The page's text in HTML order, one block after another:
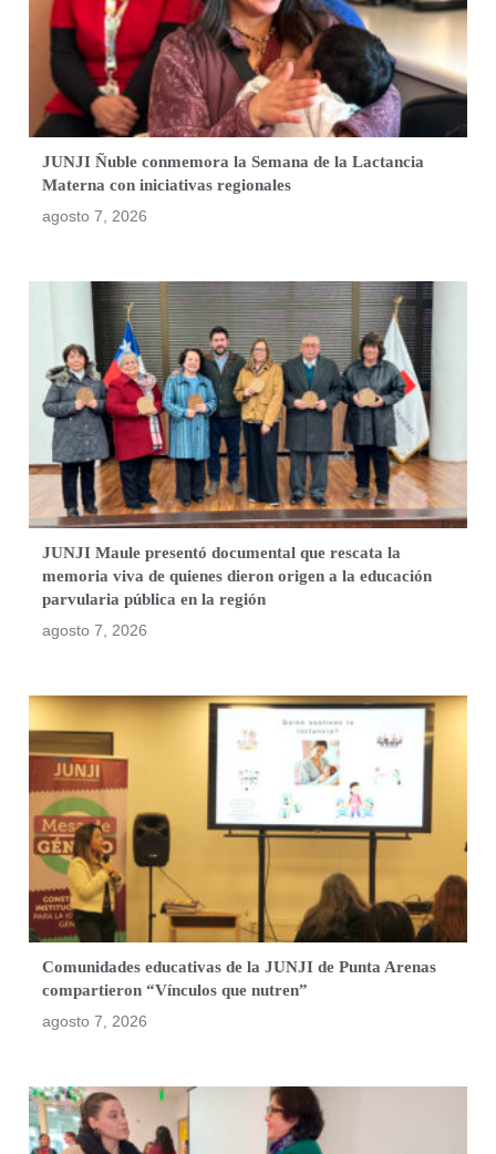
JUNJI Ñuble conmemora la Semana de la Lactancia
Materna con iniciativas regionales
agosto 7, 2026
JUNJI Maule presentó documental que rescata la
memoria viva de quienes dieron origen a la educación
parvularia pública en la región
agosto 7, 2026
Comunidades educativas de la JUNJI de Punta Arenas
compartieron “Vínculos que nutren”
agosto 7, 2026